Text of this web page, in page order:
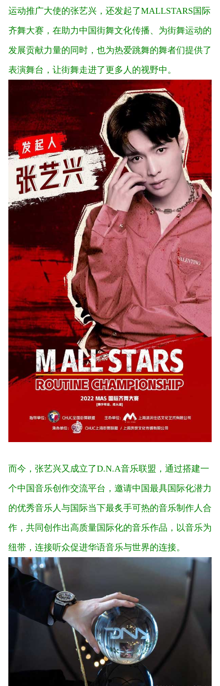
运动推广大使的张艺兴，还发起了MALLSTARS国际
齐舞大赛，在助力中国街舞文化传播、为街舞运动的
发展贡献力量的同时，也为热爱跳舞的舞者们提供了
表演舞台，让街舞走进了更多人的视野中。
而今，张艺兴又成立了D.N.A音乐联盟，通过搭建一
个中国音乐创作交流平台，邀请中国最具国际化潜力
的优秀音乐人与国际当下最炙手可热的音乐制作人合
作，共同创作出高质量国际化的音乐作品，以音乐为
纽带，连接听众促进华语音乐与世界的连接。